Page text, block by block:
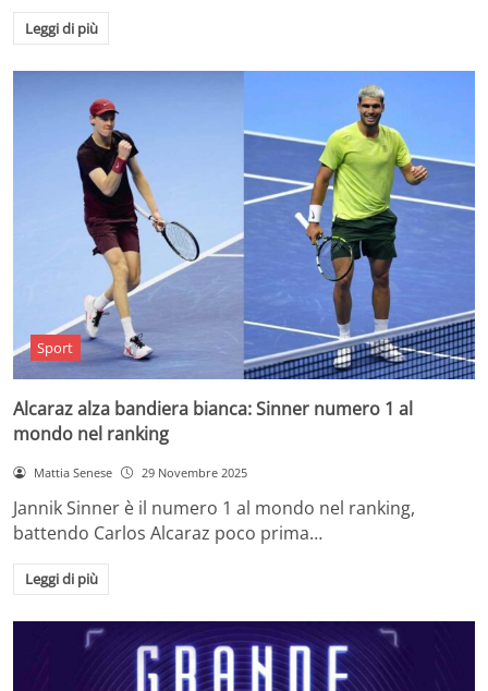
Leggi di più
Sport
Alcaraz alza bandiera bianca: Sinner numero 1 al
mondo nel ranking
Mattia Senese 29 Novembre 2025
Jannik Sinner è il numero 1 al mondo nel ranking,
battendo Carlos Alcaraz poco prima…
Leggi di più